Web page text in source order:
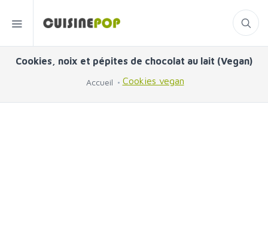
Cookies, noix et pépites de chocolat au lait (Vegan)
Accueil Cookies vegan